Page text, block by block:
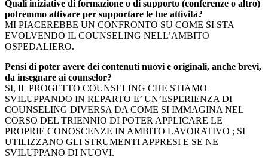
Quali iniziative di formazione o di supporto (conferenze o altro)
potremmo attivare per supportare le tue attività?
MI PIACEREBBE UN CONFRONTO SU COME SI STA
EVOLVENDO IL COUNSELING NELL’AMBITO
OSPEDALIERO.
Pensi di poter avere dei contenuti nuovi e originali, anche brevi,
da insegnare ai counselor?
SI, IL PROGETTO COUNSELING CHE STIAMO
SVILUPPANDO IN REPARTO E’ UN’ESPERIENZA DI
COUNSELING DIVERSA DA COME SI IMMAGINA NEL
CORSO DEL TRIENNIO DI POTER APPLICARE LE
PROPRIE CONOSCENZE IN AMBITO LAVORATIVO ; SI
UTILIZZANO GLI STRUMENTI APPRESI E SE NE
SVILUPPANO DI NUOVI.